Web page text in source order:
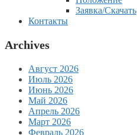
Заявка/Скачать
Контакты
Archives
Август 2026
Июль 2026
Июнь 2026
Май 2026
Апрель 2026
Март 2026
Февраль 2026